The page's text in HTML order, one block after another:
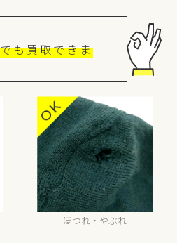
も買取できま
ほつれ・やぶれ